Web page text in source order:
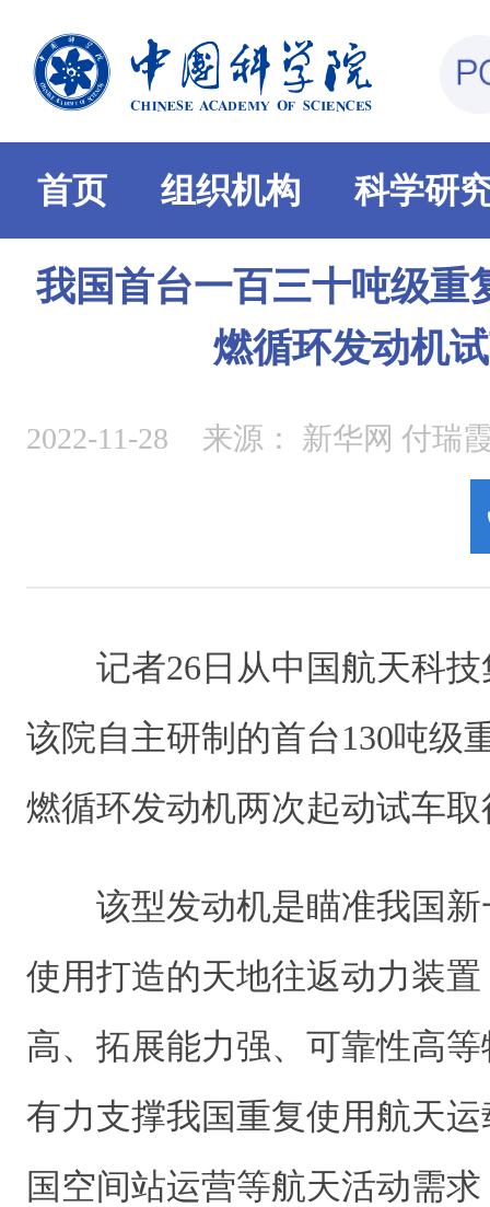
首页 组织机构 科学研
我国首台一百三十吨级重
燃循环发动机
2022-11-28 来源： 新华网 付瑞
记者26日从中国航天科技
该院自主研制的首台130吨级
燃循环发动机两次起动试车
该型发动机是瞄准我国新
使用打造的天地往返动力装
高、拓展能力强、可靠性高
有力支撑我国重复使用航天
国空间站运营等航天活动需